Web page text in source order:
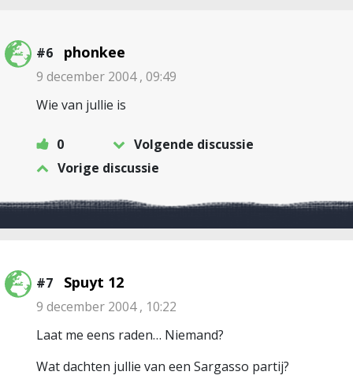
#6 phonkee
9 december 2004 , 09:49
Wie van jullie is
0
Volgende discussie
Vorige discussie
#7 Spuyt 12
9 december 2004 , 10:22
Laat me eens raden… Niemand?
Wat dachten jullie van een Sargasso partij?